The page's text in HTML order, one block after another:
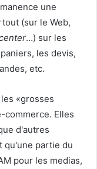
une
(sur le Web,
…) sur les
les devis,
etc.
«grosses
commerce. Elles
d'autres
qu'une partie du
pour les medias,